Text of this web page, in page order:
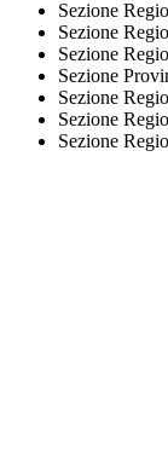
Sezione
Sezione
Sezione
Sezione
Sezione
Sezione
Sezione